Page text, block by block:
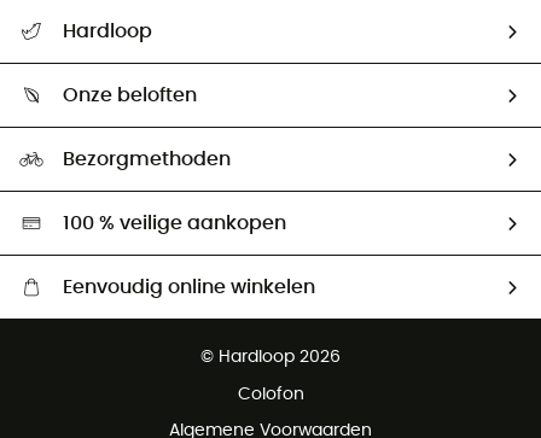
Mijn zending volgen
Retourzendingen & Terugbetalingen
Hardloop
Ambassadeurs
Onze beloften
Hardgreen
Bezorgmethoden
100 % veilige aankopen
Eenvoudig online winkelen
Gratis retourneren binnen 100 dagen
© Hardloop 2026
Colofon
Algemene Voorwaarden